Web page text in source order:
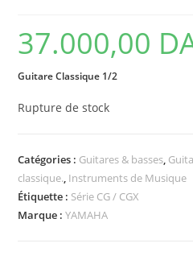
37.000,00
Guitare Classique 1/2
Rupture de stock
Catégories : Guitares & basses,
classique., Instruments de Musique
Étiquette : Série CG / CGX
Marque :YAMAHA